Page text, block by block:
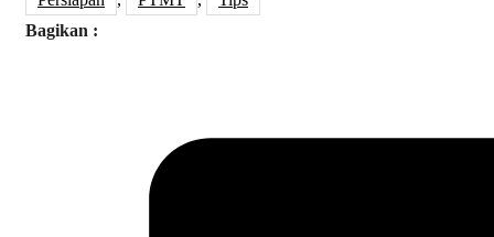
Bagikan :